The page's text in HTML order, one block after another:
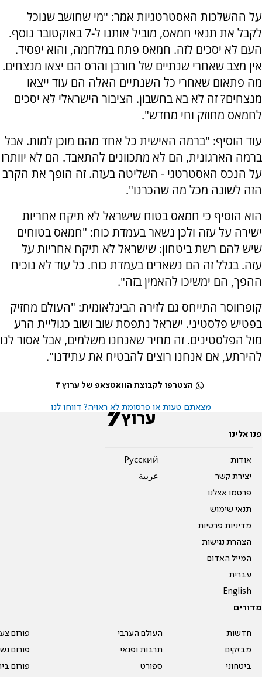
על ההשלכות האסטרטגיות אמר: "מי שחושב שנוכל
לקבל את תנאי חמאס, מוביל אותנו ל-7 באוקטובר נוסף.
העם לא יסכים לזה. חמאס פתח במלחמה, והוא יפסיד.
אין מצב שאחרי שנתיים של חורבן והרס הם יצאו מנצחים.
מה פתאום שאחרי כל השנתיים האלה הם עוד ייצאו
מנצחים? זה לא בא בחשבון. הציבור הישראלי לא יסכים
לחמאס מחוזק וחי מחדש".
עוד הוסיף: "ברמה האישית כל אחד מהם מוכן למות. אבל
ברמה הארגונית, הם לא מתכוונים להתאבד. הם לא יוותרו
על הנכס האסטרטגי - השליטה בעזה. זה הופך את הקרב
הזה לשונה מכל מה שהכרנו".
הוא הוסיף כי חמאס בטוח שישראל לא תיקח אחריות
ישירה על עזה ולכן נשאר בעמדת כוח: "חמאס בטוחים
שיש להם רשת ביטחון: שישראל לא תיקח אחריות על
עזה. בגלל זה הם נשארים בעמדת כוח. כל עוד לא נוכיח
ההפך, הם ימשיכו להאמין בזה".
קופרווסר התייחס גם לזירה הבינלאומית: "העולם מחזיק
בפטיש פלסטיני. ישראל נתפסת שוב ושוב כגוליית הרע
מול הפלסטינים. זה מחיר שאנחנו משלמים, אבל אסור לנו
להירתע, אם אנחנו רוצים להבטיח את עתידנו".
הצטרפו לקבוצת הוואטצאפ של ערוץ 7
מצאתם טעות או פרסומת לא ראויה? דווחו לנו
פנו אלינו
אודות
יצירת קשר
פרסמו אצלנו
תנאי שימוש
מדיניות פרטיות
הצהרת נגישות
המייל האדום
עברית
English
Pусский
عربية
מדורים
חדשות
מבזקים
ביטחוני
העולם הערבי
תרבות ופנאי
ספורט
פורום
פורום
פורום